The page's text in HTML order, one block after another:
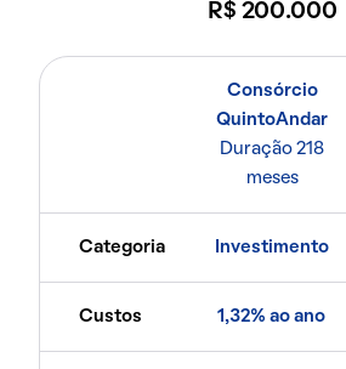
R$ 200.000
Consórcio
QuintoAndar
Duração 218
meses
Categoria Investimento
Custos 1,32% ao ano